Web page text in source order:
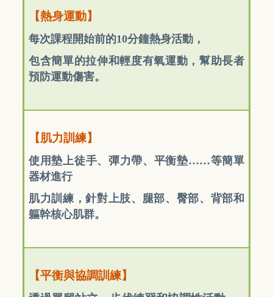
【熱身運動】
每次課程開始前的10分鐘熱身活動，
包含簡單的拉伸和輕度有氧運動，幫助長者
預防運動傷害。
【肌力訓練】
使用墊上徒手、彈力帶、平衡墊……等簡單
器材進行
肌力訓練，針對上肢、腿部、臀部、背部和
軀幹核心肌群。
【平衡與協調訓練】